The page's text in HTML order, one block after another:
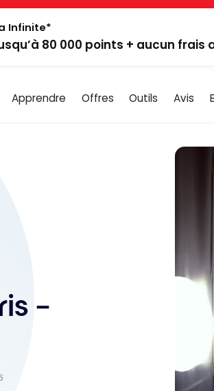
Infinite*
80 000 points + aucun frais
Apprendre Offres Outils Avis
–